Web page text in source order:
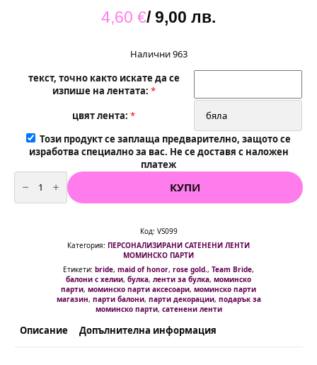
4,60 €/ 9,00 лв.
Налични 963
текст, точно както искате да се
изпише на лентата *
цвят лента *
Този продукт се заплаща предварително, защото се
изработва специално за вас. Не се доставя с наложен
платеж
количество
за
Сатенени
Ленти
КУПИ
Код: VS099
Категория: ПЕРСОНАЛИЗИРАНИ САТЕНЕНИ ЛЕНТИ
МОМИНСКО ПАРТИ
Етикети: bride, maid of honor, rose gold., Team Bride,
балони с хелии, булка, ленти за булка, моминско
парти, моминско парти аксесоари, моминско парти
магазин, парти балони, парти декорации, подарък за
моминско парти, сатенени ленти
Описание Допълнителна информация